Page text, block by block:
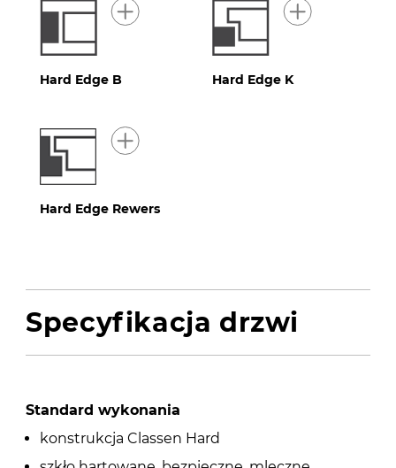
Hard Edge B Hard Edge K
Hard Edge Rewers
Specyfikacja drzwi
Standard wykonania
konstrukcja Classen Hard